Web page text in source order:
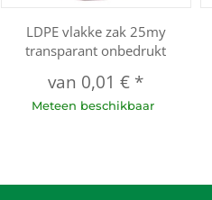
LDPE vlakke zak 25my
transparant onbedrukt
van 0,01 € *
Meteen beschikbaar